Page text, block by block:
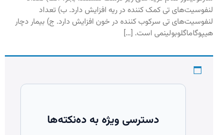
لنفوسیت‌های تی کمک کننده در ریه افزایش دارد. ب) تعداد
لنفوسیت‌های تی سرکوب کننده در خون افزایش دارد. ج) بیمار دچار
هیپوگاماگلوبولینمی است. […]
دسترسی ویژه به ده‌نکته‌ها